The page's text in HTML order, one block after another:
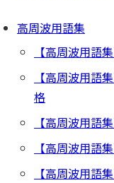
高周波用語集
【高周波用語
【高周波用語
格
【高周波用語
【高周波用語
【高周波用語